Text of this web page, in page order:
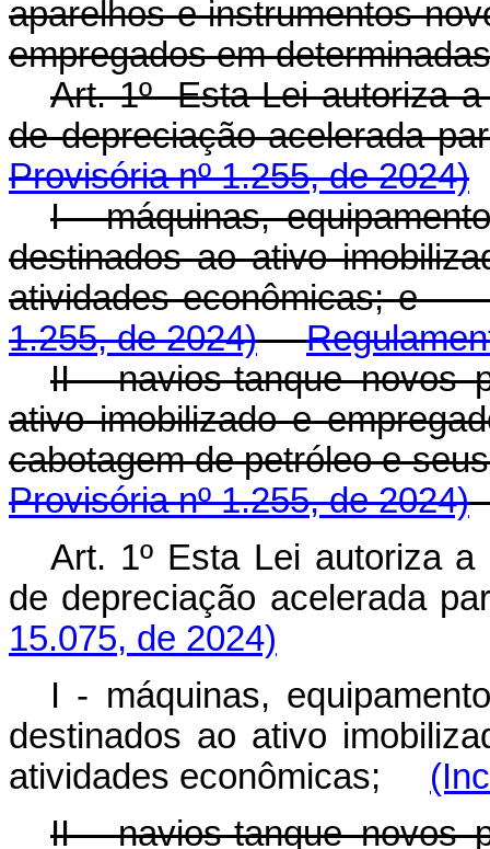
aparelhos e instrumentos
empregados em
Art. 1º Esta Lei autoriza
de depreciação
Provisória nº 1.255, de 2024)
I - máquinas,
destinados ao ativo
atividades econômicas;
1.255, de 2024)
II - navios-tanque novos
ativo imobilizado e
cabotagem de petróleo e
Provisória nº 1.255, de 2024)
Art. 1º Esta Lei autoriza
de depreciação
15.075, de 2024)
I - máquinas,
destinados ao ativo
atividades econômicas;
II - navios-tanque novos